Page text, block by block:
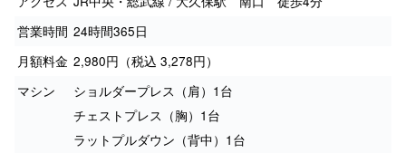
営業時間 24時間365日
月額料金 2,980円（税込 3,278円）
マシン
ショルダープレス（肩）1台
チェストプレス（胸）1台
ラットプルダウン（背中）1台